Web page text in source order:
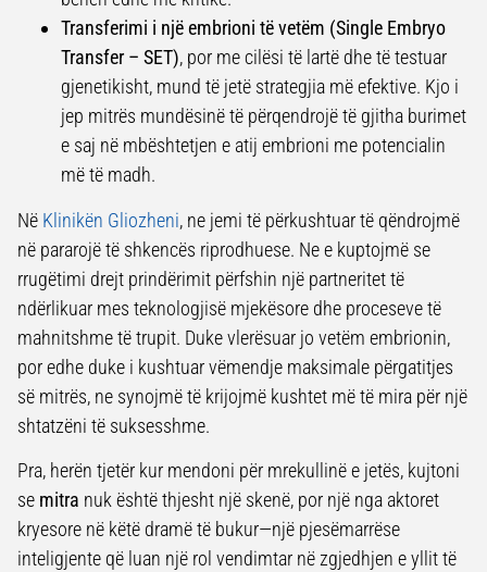
Transferimi i një embrioni të vetëm (Single Embryo
Transfer – SET), por me cilësi të lartë dhe të testuar
gjenetikisht, mund të jetë strategjia më efektive. Kjo i
jep mitrës mundësinë të përqendrojë të gjitha burimet
e saj në mbështetjen e atij embrioni me potencialin
më të madh.
Në Klinikën Gliozheni, ne jemi të përkushtuar të qëndrojmë
në pararojë të shkencës riprodhuese. Ne e kuptojmë se
rrugëtimi drejt prindërimit përfshin një partneritet të
ndërlikuar mes teknologjisë mjekësore dhe proceseve të
mahnitshme të trupit. Duke vlerësuar jo vetëm embrionin,
por edhe duke i kushtuar vëmendje maksimale përgatitjes
së mitrës, ne synojmë të krijojmë kushtet më të mira për një
shtatzëni të suksesshme.
Pra, herën tjetër kur mendoni për mrekullinë e jetës, kujtoni
se mitra nuk është thjesht një skenë, por një nga aktoret
kryesore në këtë dramë të bukur—një pjesëmarrëse
inteligjente që luan një rol vendimtar në zgjedhjen e yllit të